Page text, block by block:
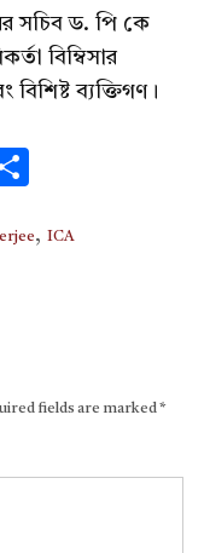
সচিব ড. পি কে
বিম্বিসার
বিশিষ্ট ব্যক্তিগণ।
,ICA
fields are marked*